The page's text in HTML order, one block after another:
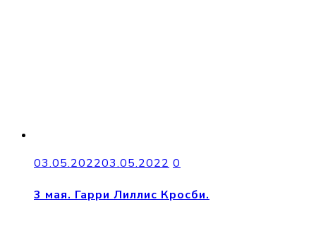
03.05.202203.05.2022 0
3 мая. Гарри Лиллис Кросби.